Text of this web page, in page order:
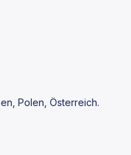
Polen, Österreich.